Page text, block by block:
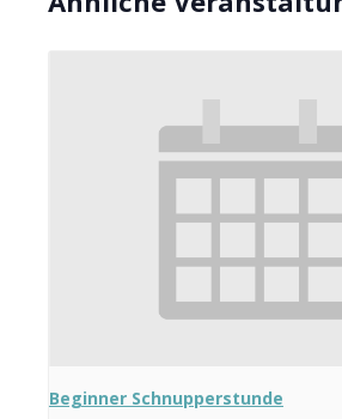
Beginner Schnupperstunde